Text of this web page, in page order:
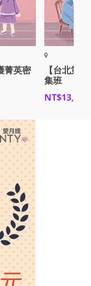
菁英密
【台北第
集班
NT$13,500